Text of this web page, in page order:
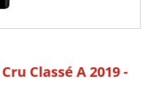
Classé A 2019 -